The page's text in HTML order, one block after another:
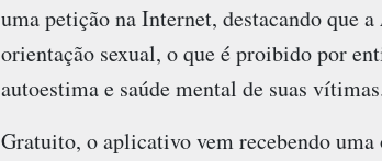
uma petição na Internet, destacando que a
orientação sexual, o que é proibido por
autoestima e saúde mental de suas
Gratuito, o aplicativo vem recebendo